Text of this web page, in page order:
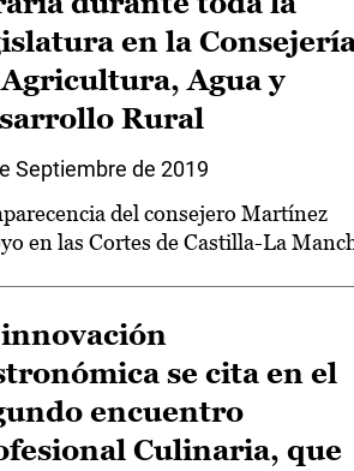
en la
Agua y
Rural
Septiembre de 2019
del consejero Martínez
en las Cortes de Castilla-La
se cita en el
encuentro
Culinaria, que